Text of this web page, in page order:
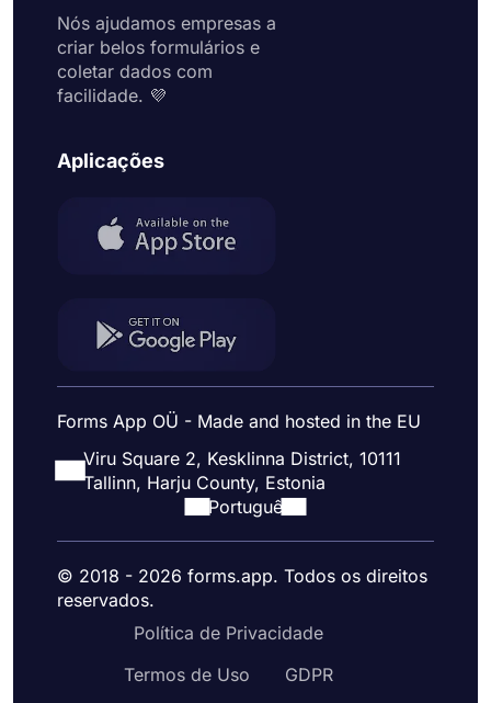
Nós ajudamos empresas a
criar belos formulários e
coletar dados com
facilidade. 💜
Aplicações
Forms App OÜ - Made and hosted in the EU
Viru Square 2, Kesklinna District, 10111
Tallinn, Harju County, Estonia
Portuguê
© 2018 - 2026 forms.app. Todos os direitos
reservados.
Política de Privacidade
Termos de Uso
GDPR